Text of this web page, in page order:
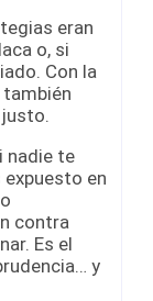
eran
o, si
Con la
también
nadie te
en
contra
Es el
y